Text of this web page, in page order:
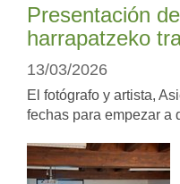
Presentación
harrapatzeko
13/03/2026
El fotógrafo y artista,
fechas para empezar a